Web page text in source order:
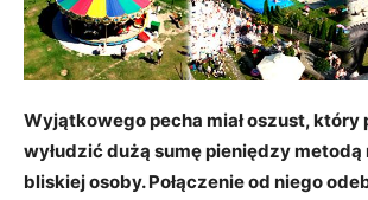
Wyjątkowego pecha miał oszust, który
wyłudzić dużą sumę pieniędzy
bliskiej osoby. Połączenie od niego